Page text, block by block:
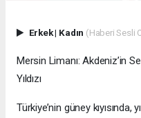
Erkek| Kadın (Haberi Sesli
Mersin Limanı: Akdeniz’in
Yıldızı
Türkiye’nin güney